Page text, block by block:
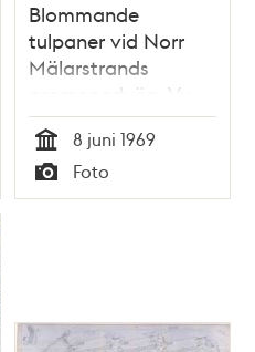
Blommande
tulpaner vid Norr
Mälarstrands
promenadväg. Vy
mot Västerbron
Tid
8 juni 1969
Typ
Foto